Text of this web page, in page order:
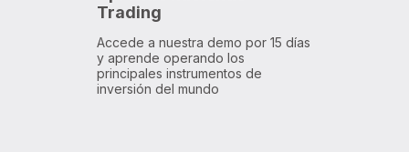
Trading
Accede a nuestra demo por 15 días
y aprende operando los
principales instrumentos de
inversión del mundo